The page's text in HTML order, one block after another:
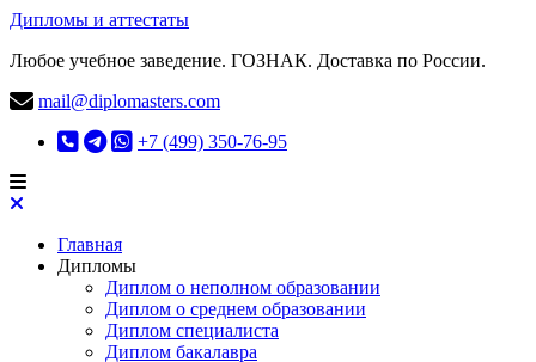
Дипломы и аттестаты
Любое учебное заведение. ГОЗНАК. Доставка по России.
mail@diplomasters.com
+7 (499) 350-76-95
Главная
Дипломы
Диплом о неполном образовании
Диплом о среднем образовании
Диплом специалиста
Диплом бакалавра